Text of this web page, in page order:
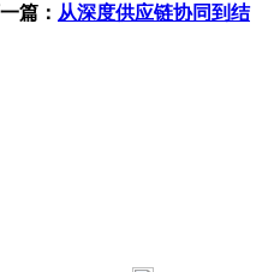
篇： 从深度供应链协同到结